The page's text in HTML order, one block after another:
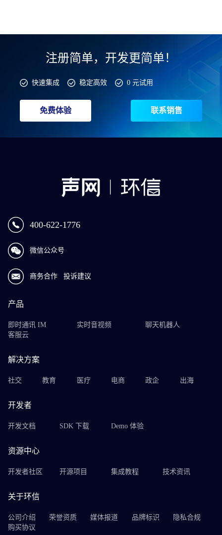
注册简单，开发更简单！
快速集成 稳定高效 0 元试用
免费体验 联系销售
400-622-1776
微信公众号
商务合作 投诉建议
产品
即时通讯 IM 实时音视频
聊天机器人
客服云
解决方案
社交 教育 医疗 电商 政企 出海
开发者
开发文档 SDK 下载 Demo 体验
资源中心
开发者社区 开源项目 集成教程 技术资讯
关于环信
公司介绍 荣誉资质 媒体报道 品牌标识
隐私合规
购买协议